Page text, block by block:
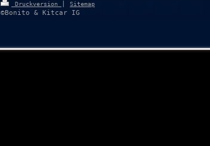
Druckversion Sitemap
©Bonito & Kitcar IG